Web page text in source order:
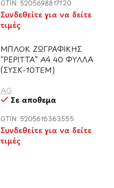
GTIN: 5205698817120
Συνδεθείτε για να δείτε
τιμές
ΜΠΛΟΚ ΖΩΓΡΑΦΙΚΗΣ
“PEPITTA” Α4 40 ΦΥΛΛΑ
(ΣΥΣΚ-10ΤΕΜ)
AG
Σε απόθεμα
GTIN: 5205616363555
Συνδεθείτε για να δείτε
τιμές